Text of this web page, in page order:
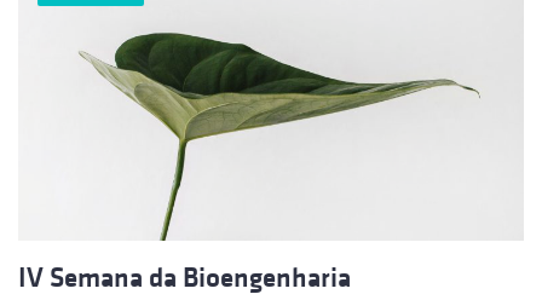
IV Semana da Bioengenharia